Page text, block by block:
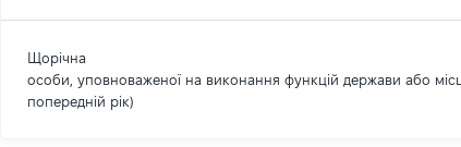
Щорічна
особи, уповноваженої на виконання функцій держави або
попередній рік)